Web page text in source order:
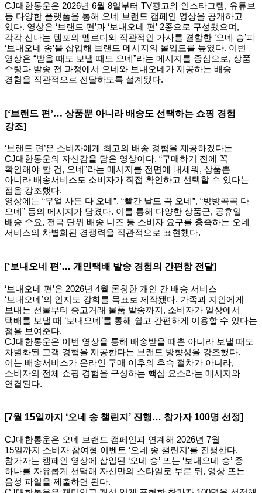
CJ대한통운은 2026년 6월 8일부터 TV광고와 인스타그램, 유튜브
등 다양한 플랫폼을 통해 오네 브랜드 캠페인 영상을 공개하고
있다. 영상은 ‘브랜드 편’과 ‘보내오네 편’ 2종으로 구성됐으며,
각각 신나는 템포의 멜로디와 직관적인 가사를 결합한 ‘오네 송’과
‘보내오네 송’을 삽입해 브랜드 메시지의 몰입도를 높였다. 이번
영상은 “받을 때도 보낼 때도 오네”라는 메시지를 중심으로, 상품
수령과 발송 전 과정에서 오네와 보내오네가 제공하는 배송
경험을 직관적으로 전달하도록 설계됐다.
[‘브랜드 편’… 상품뿐 아니라 배송도 선택하는 쇼핑 경험
강조]
‘브랜드 편’은 소비자에게 최고의 배송 경험을 제공하겠다는
CJ대한통운의 자신감을 담은 영상이다. “구매하기 전에 꼭
확인해야 할 건, 오네”라는 메시지를 전면에 내세워, 상품뿐
아니라 배송서비스도 소비자가 직접 확인하고 선택할 수 있다는
점을 강조했다.
영상에는 “무얼 사든 다 오네”, “빨간 날도 꼭 오네”, “방방곡곡 다
오네” 등의 메시지가 담겼다. 이를 통해 다양한 상품군, 공휴일
배송 수요, 전국 단위 배송 니즈 등 소비자 요구를 충족하는 오네
서비스의 차별화된 경쟁력을 직관적으로 표현했다.
[‘보내오네 편’… 개인택배 발송 경험의 간편함 전달]
‘보내오네 편’은 2026년 4월 론칭한 개인 간 배송 서비스
‘보내오네’의 인지도 강화를 목표로 제작됐다. 가족과 지인에게
보내는 선물부터 중고거래 물품 발송까지, 소비자가 일상에서
택배를 보낼 때 ‘보내오네’를 통해 쉽고 간편하게 이용할 수 있다는
점을 보여준다.
CJ대한통운은 이번 영상을 통해 배송받을 때뿐 아니라 보낼 때도
차별화된 고객 경험을 제공한다는 브랜드 방향성을 강조했다.
이는 배송서비스가 온라인 구매 이후의 후속 절차가 아니라,
소비자의 전체 쇼핑 경험을 구성하는 핵심 요소라는 메시지와
연결된다.
[7월 15일까지 ‘오네 송 챌린지’ 진행… 참가자 100명 선정]
CJ대한통운은 오네 브랜드 캠페인과 연계해 2026년 7월
15일까지 소비자 참여형 이벤트 ‘오네 송 챌린지’를 진행한다.
참가자는 캠페인 영상에 삽입된 ‘오네 송’ 또는 ‘보내오네 송’ 중
하나를 자유롭게 선택해 자신만의 스타일로 부른 뒤, 영상 또는
음성 파일을 제출하면 된다.